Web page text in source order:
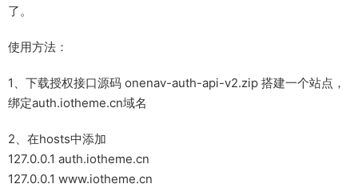
了。
使用方法：
1、下载授权接口源码 onenav-auth-api-v2.zip 搭建一个站点，
绑定auth.iotheme.cn域名
2、在hosts中添加
127.0.0.1 auth.iotheme.cn
127.0.0.1 www.iotheme.cn